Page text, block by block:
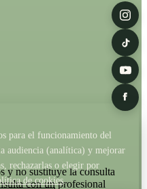
y no sustituye la consulta
con un profesional
para el funcionamiento del
audiencia (analítica) y mejorar
rechazarlas o elegir por
de cookies.